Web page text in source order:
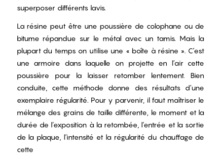
superposer différents lavis.
La résine peut être une poussière de colophane ou de
bitume répandue sur le métal avec un tamis. Mais la
plupart du temps on utilise une « boîte à résine ». C’est
une armoire dans laquelle on projette en l’air cette
poussière pour la laisser retomber lentement. Bien
conduite, cette méthode donne des résultats d’une
exemplaire régularité. Pour y parvenir, il faut maîtriser le
mélange des grains de taille différente, le moment et la
durée de l’exposition à la retombée, l’entrée et la sortie
de la plaque, l’intensité et la régularité du chauffage de
cette